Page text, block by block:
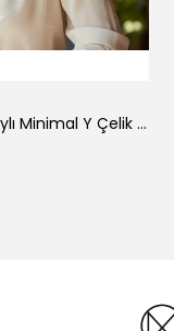
Altın Renk Daire Detaylı Minimal Y Çelik Kolye